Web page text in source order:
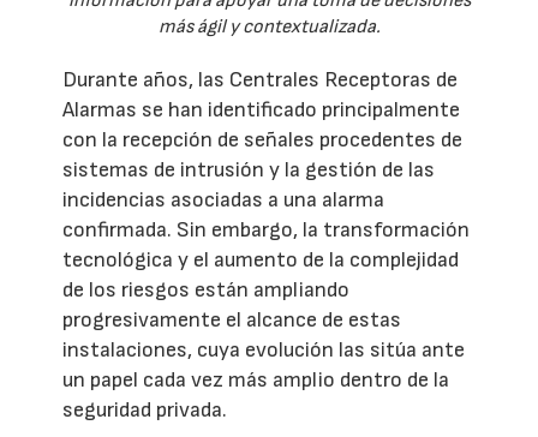
más ágil y contextualizada.
Durante años, las Centrales Receptoras de
Alarmas se han identificado principalmente
con la recepción de señales procedentes de
sistemas de intrusión y la gestión de las
incidencias asociadas a una alarma
confirmada. Sin embargo, la transformación
tecnológica y el aumento de la complejidad
de los riesgos están ampliando
progresivamente el alcance de estas
instalaciones, cuya evolución las sitúa ante
un papel cada vez más amplio dentro de la
seguridad privada.